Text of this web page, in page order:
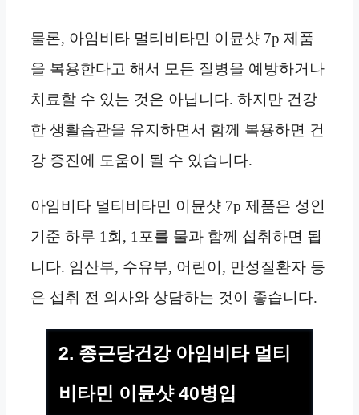
물론, 아임비타 멀티비타민 이뮨샷 7p 제품
을 복용한다고 해서 모든 질병을 예방하거나
치료할 수 있는 것은 아닙니다. 하지만 건강
한 생활습관을 유지하면서 함께 복용하면 건
강 증진에 도움이 될 수 있습니다.
아임비타 멀티비타민 이뮨샷 7p 제품은 성인
기준 하루 1회, 1포를 물과 함께 섭취하면 됩
니다. 임산부, 수유부, 어린이, 만성질환자 등
은 섭취 전 의사와 상담하는 것이 좋습니다.
2. 종근당건강 아임비타 멀티
비타민 이뮨샷 40병입